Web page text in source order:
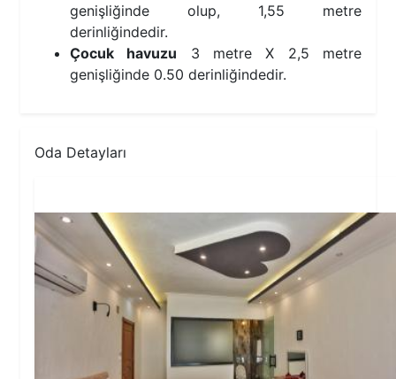
genişliğinde olup, 1,55 metre
derinliğindedir.
Çocuk havuzu 3 metre X 2,5 metre
genişliğinde 0.50 derinliğindedir.
Oda Detayları